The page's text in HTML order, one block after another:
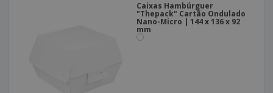
Caixas Hambúrguer
"Thepack" Cartão Ondulado
Nano-Micro | 144 x 136 x 92
mm